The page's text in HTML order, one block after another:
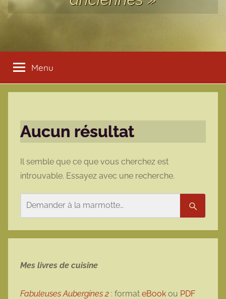
Menu
Aucun résultat
Il semble que ce que vous cherchez est
introuvable. Essayez avec une recherche.
Mes livres de cuisine
Fabuleuses Aubergines 2 : format eBook ou PDF